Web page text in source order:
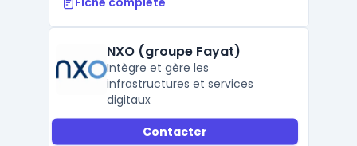
NXO (groupe Fayat)
Intègre et gère les
infrastructures et services
digitaux
Contacter